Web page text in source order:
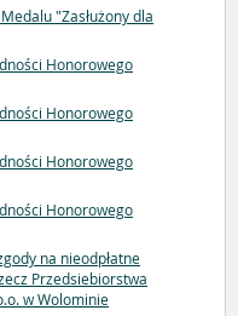
"Zasłużony dla
Honorowego
Honorowego
Honorowego
Honorowego
na nieodpłatne
Przedsiebiorstwa
w Wolominie